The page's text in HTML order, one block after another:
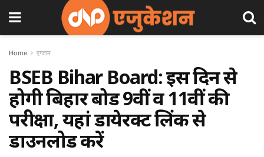
Home एग्जाम
BSEB Bihar Board: इस दिन से
होगी बिहार बोर्ड 9वीं व 11वीं की
परीक्षा, यहां डायेरक्ट लिंक से
डाउनलोड करें